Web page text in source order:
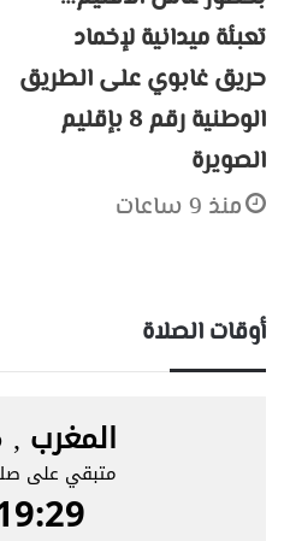
تعبئة ميدانية لإخماد
حريق غابوي على الطريق
الوطنية رقم 8 بإقليم
الصويرة
منذ 9 ساعات
أوقات الصلاة